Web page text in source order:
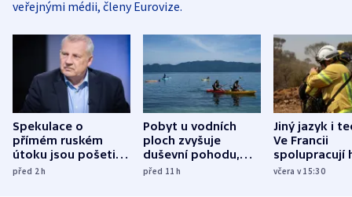
veřejnými médii, členy Eurovize.
Spekulace o
přímém ruském
útoku jsou pošetilé,
míní estonský
před 2h
Pobyt u vodních
ploch zvyšuje
duševní pohodu,
ukázala
před 11h
Jiný jazyk i
Ve Francii
spolupracují
různých zemí
včera v 15:30